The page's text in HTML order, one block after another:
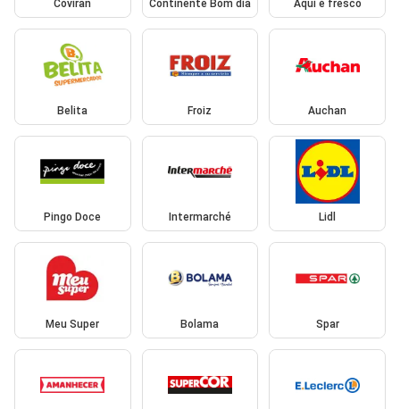
Coviran Continente Bom dia Aqui é fresco
Belita Froiz Auchan
Pingo Doce Intermarché Lidl
Meu Super Bolama Spar